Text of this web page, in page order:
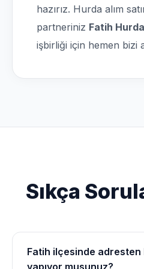
hazırız. Hurda alım
partneriniz Fatih
işbirliği için hemen bizi
Sıkça
Fatih ilçesinde adresten
yapıyor musunuz?